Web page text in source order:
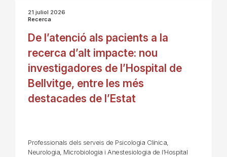
21 juliol 2026
Recerca
De l’atenció als pacients a la
recerca d’alt impacte: nou
investigadores de l’Hospital de
Bellvitge, entre les més
destacades de l’Estat
Professionals dels serveis de Psicologia Clínica,
Neurologia, Microbiologia i Anestesiologia de l’Hospital